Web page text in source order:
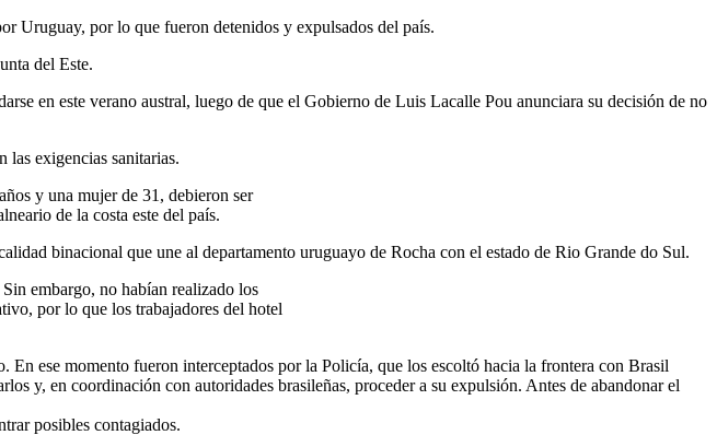
Uruguay, por lo que fueron detenidos y expulsados del país.
del Este.
en este verano austral, luego de que el Gobierno de Luis Lacalle Pou anunciara su decisión de no
las exigencias sanitarias.
y una mujer de 31, debieron ser
de la costa este del país.
binacional que une al departamento uruguayo de Rocha con el estado de Rio Grande do Sul.
embargo, no habían realizado los
por lo que los trabajadores del hotel
ese momento fueron interceptados por la Policía, que los escoltó hacia la frontera con Brasil
y, en coordinación con autoridades brasileñas, proceder a su expulsión. Antes de abandonar el
posibles contagiados.